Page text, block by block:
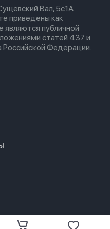
Вал, 5с1А
приведены как
являются публичной
статей 437 и
Федерации.